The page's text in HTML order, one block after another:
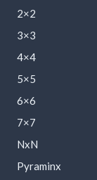
2×2
3×3
4×4
5×5
6×6
7×7
NxN
Pyraminx